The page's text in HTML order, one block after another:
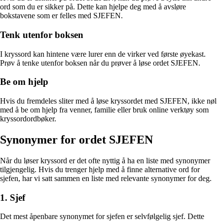
ord som du er sikker på. Dette kan hjelpe deg med å avsløre
bokstavene som er felles med SJEFEN.
Tenk utenfor boksen
I kryssord kan hintene være lurer enn de virker ved første øyekast.
Prøv å tenke utenfor boksen når du prøver å løse ordet SJEFEN.
Be om hjelp
Hvis du fremdeles sliter med å løse kryssordet med SJEFEN, ikke nøl
med å be om hjelp fra venner, familie eller bruk online verktøy som
kryssordordbøker.
Synonymer for ordet SJEFEN
Når du løser kryssord er det ofte nyttig å ha en liste med synonymer
tilgjengelig. Hvis du trenger hjelp med å finne alternative ord for
sjefen, har vi satt sammen en liste med relevante synonymer for deg.
1. Sjef
Det mest åpenbare synonymet for sjefen er selvfølgelig sjef. Dette